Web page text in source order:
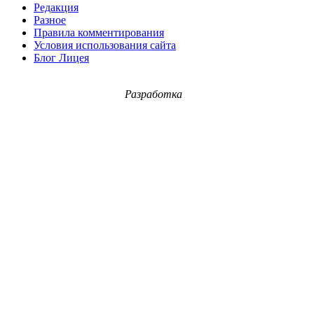
Редакция
Разное
Правила комментирования
Условия использования сайта
Блог Лицея
Разработка